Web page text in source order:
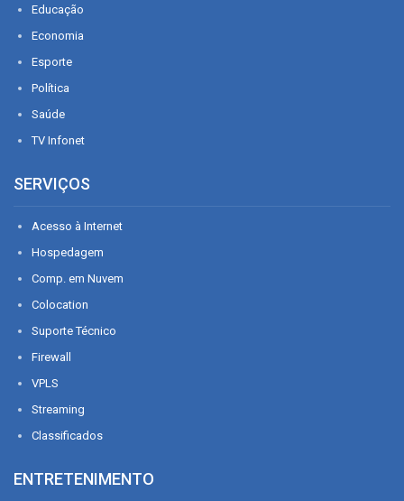
Educação
Economia
Esporte
Política
Saúde
TV Infonet
SERVIÇOS
Acesso à Internet
Hospedagem
Comp. em Nuvem
Colocation
Suporte Técnico
Firewall
VPLS
Streaming
Classificados
ENTRETENIMENTO